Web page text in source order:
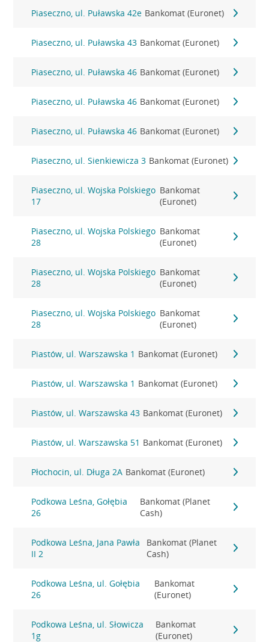
Piaseczno, ul. Puławska 42e Bankomat (Euronet)
Piaseczno, ul. Puławska 43 Bankomat (Euronet)
Piaseczno, ul. Puławska 46 Bankomat (Euronet)
Piaseczno, ul. Puławska 46 Bankomat (Euronet)
Piaseczno, ul. Puławska 46 Bankomat (Euronet)
Piaseczno, ul. Sienkiewicza 3 Bankomat (Euronet)
Piaseczno, ul. Wojska Polskiego
17
Bankomat
(Euronet)
Piaseczno, ul. Wojska Polskiego
28
Bankomat
(Euronet)
Piaseczno, ul. Wojska Polskiego
28
Bankomat
(Euronet)
Piaseczno, ul. Wojska Polskiego
28
Bankomat
(Euronet)
Piastów, ul. Warszawska 1 Bankomat (Euronet)
Piastów, ul. Warszawska 1 Bankomat (Euronet)
Piastów, ul. Warszawska 43 Bankomat (Euronet)
Piastów, ul. Warszawska 51 Bankomat (Euronet)
Płochocin, ul. Długa 2A Bankomat (Euronet)
Podkowa Leśna, Gołębia
26
Bankomat (Planet
Cash)
Podkowa Leśna, Jana Pawła
II 2
Bankomat (Planet
Cash)
Podkowa Leśna, ul. Gołębia
26
Bankomat
(Euronet)
Podkowa Leśna, ul. Słowicza
1g
Bankomat
(Euronet)